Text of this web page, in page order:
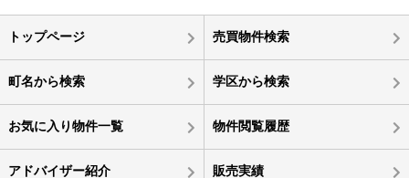
トップページ 売買物件検索
町名から検索 学区から検索
お気に入り物件一覧 物件閲覧履歴
アドバイザー紹介 販売実績